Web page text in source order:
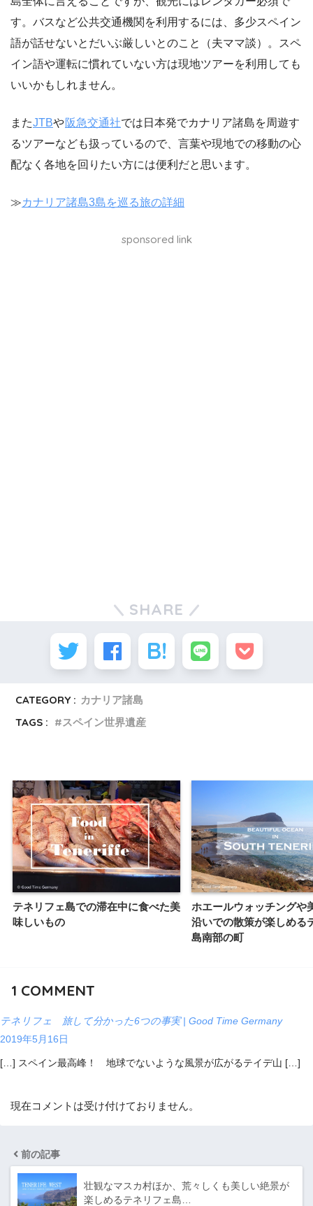
す。バスなど公共交通機関を利用するには、多少スペイン
語が話せないとだいぶ厳しいとのこと（夫ママ談）。スペ
イン語や運転に慣れていない方は現地ツアーを利用しても
いいかもしれません。
またJTBや阪急交通社では日本発でカナリア諸島を周遊す
るツアーなども扱っているので、言葉や現地での移動の心
配なく各地を回りたい方には便利だと思います。
≫カナリア諸島3島を巡る旅の詳細
sponsored link
SHARE
CATEGORY : カナリア諸島
TAGS :
スペイン世界遺産
テネリフェ島での滞在中に食べた美
味しいもの
ホエールウォッチングや
沿いでの散策が楽しめる
島南部の町
1 COMMENT
テネリフェ 旅して分かった6つの事実 | Good Time Germany
2019年5月16日
[…] スペイン最高峰！ 地球でないような風景が広がるテイデ山 […]
現在コメントは受け付けておりません。
前の記事
壮観なマスカ村ほか、荒々しくも美しい絶景が
楽しめるテネリフェ島…